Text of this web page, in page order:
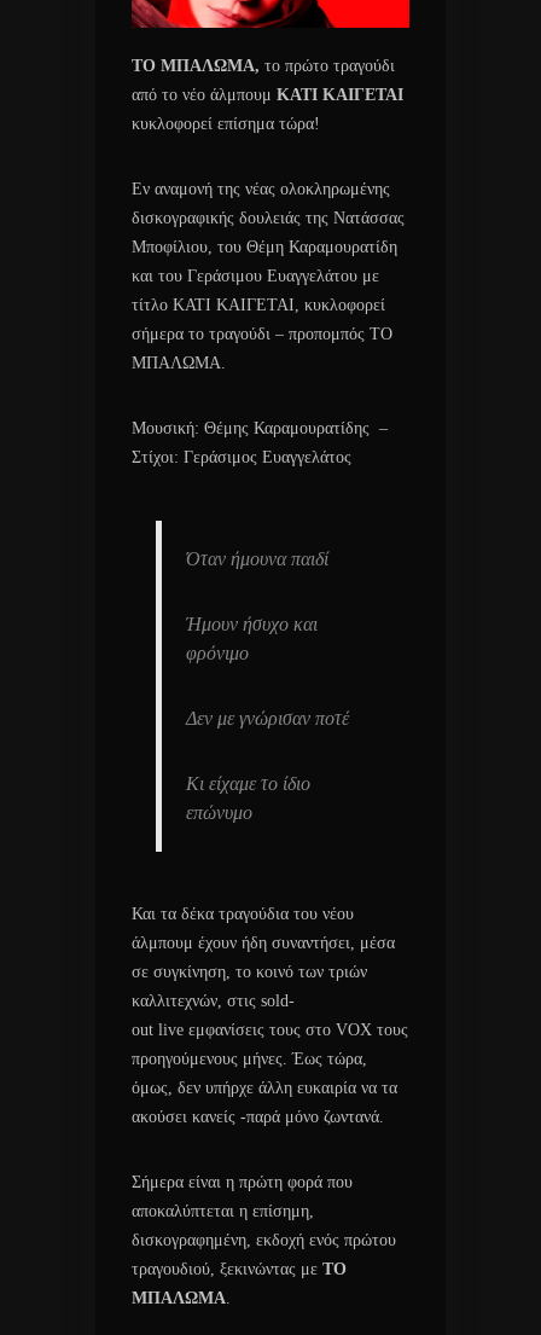
ΤΟ ΜΠΑΛΩΜΑ, το πρώτο τραγούδι
από το νέο άλμπουμ ΚΑΤΙ ΚΑΙΓΕΤΑΙ
κυκλοφορεί επίσημα τώρα!
Εν αναμονή της νέας ολοκληρωμένης
δισκογραφικής δουλειάς της Νατάσσας
Μποφίλιου, του Θέμη Καραμουρατίδη
και του Γεράσιμου Ευαγγελάτου με
τίτλο ΚΑΤΙ ΚΑΙΓΕΤΑΙ, κυκλοφορεί
σήμερα το τραγούδι – προπομπός ΤΟ
ΜΠΑΛΩΜΑ.
Μουσική: Θέμης Καραμουρατίδης –
Στίχοι: Γεράσιμος Ευαγγελάτος
Όταν ήμουνα παιδί
Ήμουν ήσυχο και
φρόνιμο
Δεν με γνώρισαν ποτέ
Κι είχαμε το ίδιο
επώνυμο
Και τα δέκα τραγούδια του νέου
άλμπουμ έχουν ήδη συναντήσει, μέσα
σε συγκίνηση, το κοινό των τριών
καλλιτεχνών, στις sold-
out live εμφανίσεις τους στο VOX τους
προηγούμενους μήνες. Έως τώρα,
όμως, δεν υπήρχε άλλη ευκαιρία να τα
ακούσει κανείς -παρά μόνο ζωντανά.
Σήμερα είναι η πρώτη φορά που
αποκαλύπτεται η επίσημη,
δισκογραφημένη, εκδοχή ενός πρώτου
τραγουδιού, ξεκινώντας με ΤΟ
ΜΠΑΛΩΜΑ